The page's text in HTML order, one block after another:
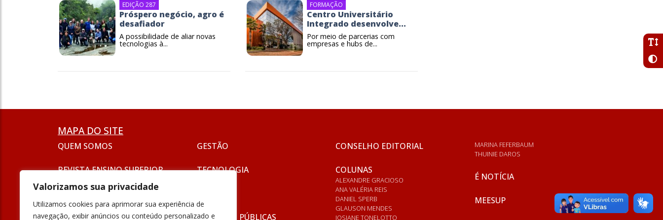
Valorizamos sua privacidade
Utilizamos cookies para aprimorar sua experiência de
navegação, exibir anúncios ou conteúdo personalizado e
EDIÇÃO 287
Próspero negócio, agro é
desafiador
A possibilidade de aliar novas
tecnologias à...
FORMAÇÃO
Centro Universitário
Integrado desenvolve...
Por meio de parcerias com
empresas e hubs de...
MAPA DO SITE
QUEM SOMOS
REVISTA ENSINO SUPERIOR
SEJA UM ANUNCIANTE
FORMAÇÃO
GESTÃO
TECNOLOGIA
POLÍTICAS PÚBLICAS
CONSELHO EDITORIAL
COLUNAS
ALEXANDRE GRACIOSO
ANA VALÉRIA REIS
DANIEL SPERB
GLAUSON MENDES
JOSIANE TONELOTTO
MARINA FEFERBAUM
THUINIE DAROS
É NOTÍCIA
MEESUP